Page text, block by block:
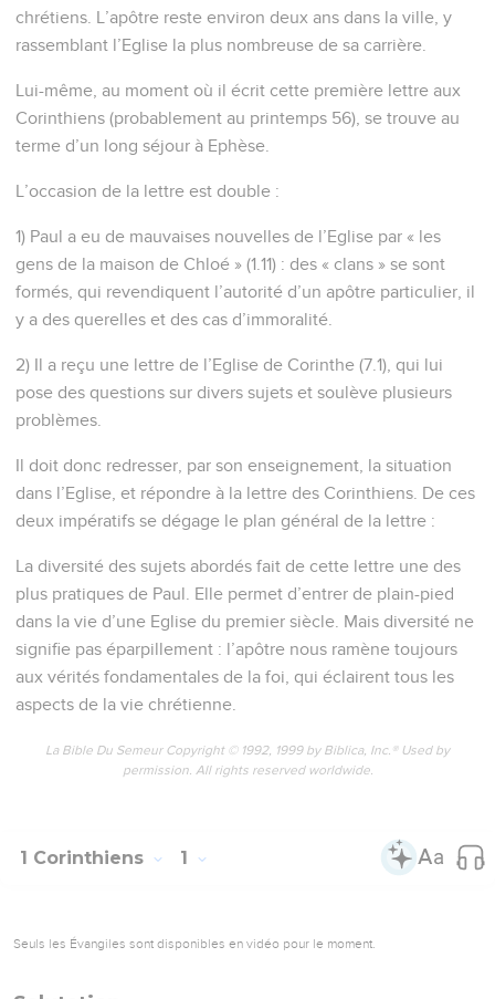
chrétiens. L’apôtre reste environ deux ans dans la ville, y
rassemblant l’Eglise la plus nombreuse de sa carrière.
Lui-même, au moment où il écrit cette première lettre aux
Corinthiens (probablement au printemps 56), se trouve au
terme d’un long séjour à Ephèse.
L’occasion de la lettre est double :
1) Paul a eu de mauvaises nouvelles de l’Eglise par « les
gens de la maison de Chloé » (1.11) : des « clans » se sont
formés, qui revendiquent l’autorité d’un apôtre particulier, il
y a des querelles et des cas d’immoralité.
2) Il a reçu une lettre de l’Eglise de Corinthe (7.1), qui lui
pose des questions sur divers sujets et soulève plusieurs
problèmes.
Il doit donc redresser, par son enseignement, la situation
dans l’Eglise, et répondre à la lettre des Corinthiens. De ces
deux impératifs se dégage le plan général de la lettre :
La diversité des sujets abordés fait de cette lettre une des
plus pratiques de Paul. Elle permet d’entrer de plain-pied
dans la vie d’une Eglise du premier siècle. Mais diversité ne
signifie pas éparpillement : l’apôtre nous ramène toujours
aux vérités fondamentales de la foi, qui éclairent tous les
aspects de la vie chrétienne.
La Bible Du Semeur Copyright © 1992, 1999 by Biblica, Inc.® Used by
permission. All rights reserved worldwide.
1 Corinthiens 1
Seuls les Évangiles sont disponibles en vidéo pour le moment.